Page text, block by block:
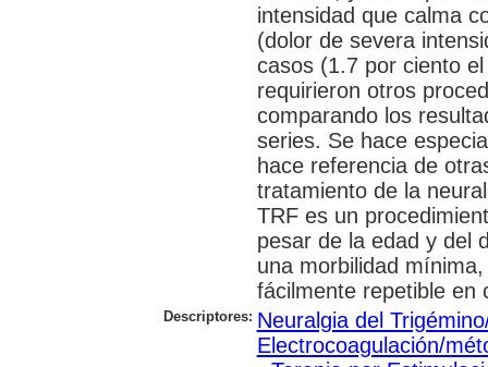
intensidad que calma
(dolor de severa
casos (1.7 por ciento
requirieron otros
comparando los
series. Se hace
hace referencia de
tratamiento de la
TRF es un
pesar de la edad y del
una morbilidad
fácilmente repetible en
Descriptores: Neuralgia del
Electrocoagulación/